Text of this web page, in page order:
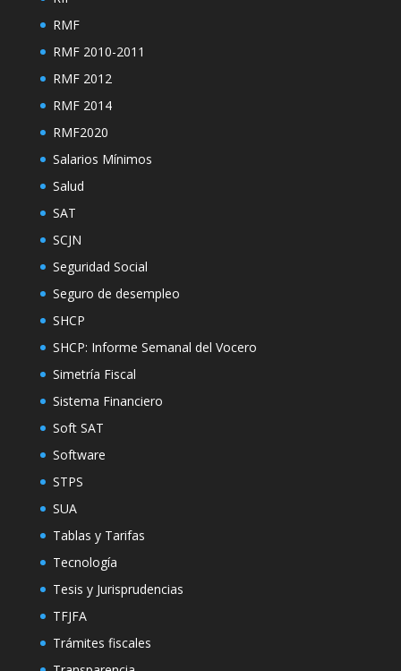
RMF
RMF 2010-2011
RMF 2012
RMF 2014
RMF2020
Salarios Mínimos
Salud
SAT
SCJN
Seguridad Social
Seguro de desempleo
SHCP
SHCP: Informe Semanal del Vocero
Simetría Fiscal
Sistema Financiero
Soft SAT
Software
STPS
SUA
Tablas y Tarifas
Tecnología
Tesis y Jurisprudencias
TFJFA
Trámites fiscales